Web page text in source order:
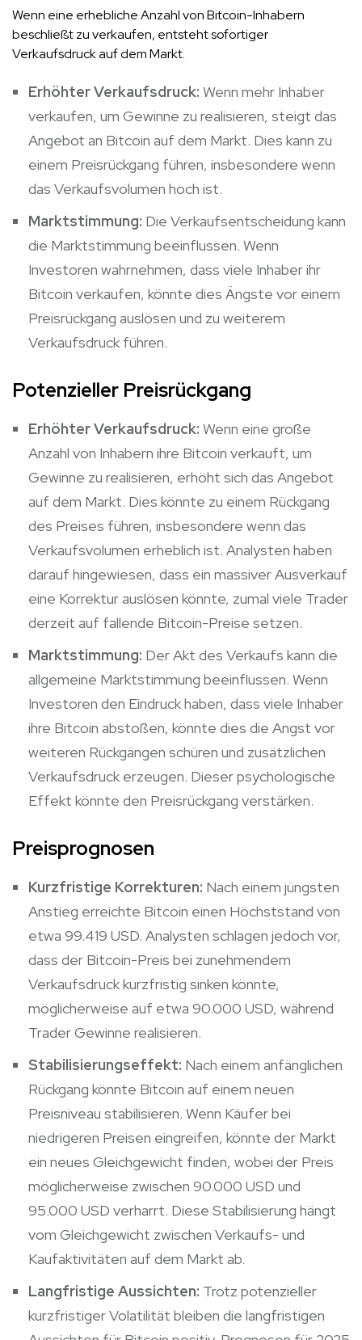
Wenn eine erhebliche Anzahl von Bitcoin-Inhabern
beschließt zu verkaufen, entsteht sofortiger
Verkaufsdruck auf dem Markt.
Erhöhter Verkaufsdruck: Wenn mehr Inhaber
verkaufen, um Gewinne zu realisieren, steigt das
Angebot an Bitcoin auf dem Markt. Dies kann zu
einem Preisrückgang führen, insbesondere wenn
das Verkaufsvolumen hoch ist.
Marktstimmung: Die Verkaufsentscheidung kann
die Marktstimmung beeinflussen. Wenn
Investoren wahrnehmen, dass viele Inhaber ihr
Bitcoin verkaufen, könnte dies Ängste vor einem
Preisrückgang auslösen und zu weiterem
Verkaufsdruck führen.
Potenzieller Preisrückgang
Erhöhter Verkaufsdruck: Wenn eine große
Anzahl von Inhabern ihre Bitcoin verkauft, um
Gewinne zu realisieren, erhöht sich das Angebot
auf dem Markt. Dies könnte zu einem Rückgang
des Preises führen, insbesondere wenn das
Verkaufsvolumen erheblich ist. Analysten haben
darauf hingewiesen, dass ein massiver Ausverkauf
eine Korrektur auslösen könnte, zumal viele Trader
derzeit auf fallende Bitcoin-Preise setzen.
Marktstimmung: Der Akt des Verkaufs kann die
allgemeine Marktstimmung beeinflussen. Wenn
Investoren den Eindruck haben, dass viele Inhaber
ihre Bitcoin abstoßen, könnte dies die Angst vor
weiteren Rückgängen schüren und zusätzlichen
Verkaufsdruck erzeugen. Dieser psychologische
Effekt könnte den Preisrückgang verstärken.
Preisprognosen
Kurzfristige Korrekturen: Nach einem jüngsten
Anstieg erreichte Bitcoin einen Höchststand von
etwa 99.419 USD. Analysten schlagen jedoch vor,
dass der Bitcoin-Preis bei zunehmendem
Verkaufsdruck kurzfristig sinken könnte,
möglicherweise auf etwa 90.000 USD, während
Trader Gewinne realisieren.
Stabilisierungseffekt: Nach einem anfänglichen
Rückgang könnte Bitcoin auf einem neuen
Preisniveau stabilisieren. Wenn Käufer bei
niedrigeren Preisen eingreifen, könnte der Markt
ein neues Gleichgewicht finden, wobei der Preis
möglicherweise zwischen 90.000 USD und
95.000 USD verharrt. Diese Stabilisierung hängt
vom Gleichgewicht zwischen Verkaufs- und
Kaufaktivitäten auf dem Markt ab.
Langfristige Aussichten: Trotz potenzieller
kurzfristiger Volatilität bleiben die langfristigen